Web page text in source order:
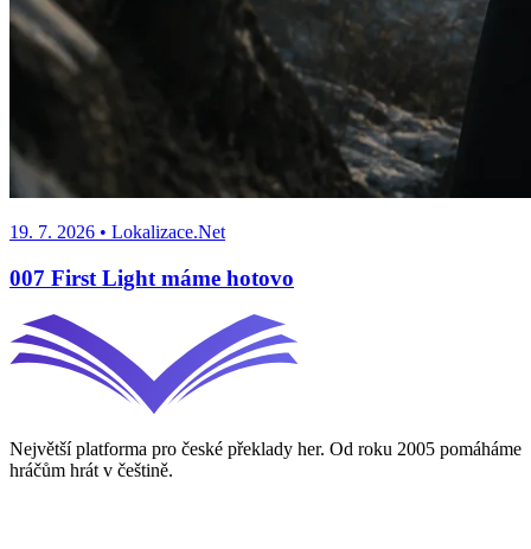
19. 7. 2026 • Lokalizace.Net
007 First Light máme hotovo
Největší platforma pro české překlady her. Od roku 2005 pomáháme
hráčům hrát v češtině.